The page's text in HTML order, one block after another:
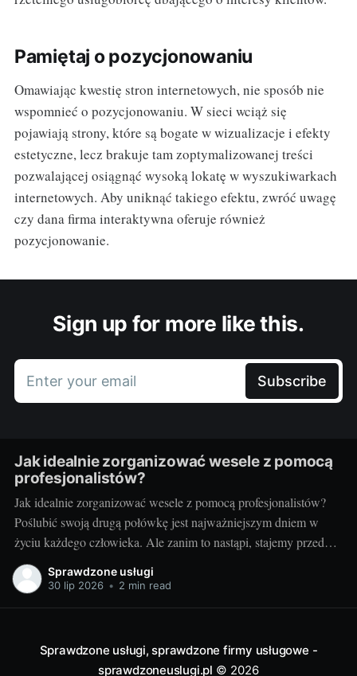
Pamiętaj o pozycjonowaniu
Omawiając kwestię stron internetowych, nie sposób nie
wspomnieć o pozycjonowaniu. W sieci wciąż się
pojawiają strony, które są bogate w wizualizacje i efekty
estetyczne, lecz brakuje tam zoptymalizowanej treści
pozwalającej osiągnąć wysoką lokatę w wyszukiwarkach
internetowych. Aby uniknąć takiego efektu, zwróć uwagę
czy dana firma interaktywna oferuje również
pozycjonowanie.
Sign up for more like this.
Enter your email Subscribe
Jak idealnie zorganizować wesele z pomocą
profesjonalistów?
Jak idealnie zorganizować wesele z pomocą profesjonalistów?
Poślubić swoją drugą połówkę jest najważniejszym dniem w
życiu każdego człowieka. Ale zanim to nastąpi, stajemy przed
wielkim wyzwaniem – jak zorganizować ten najważniejszy
dzień? Czy warto skorzystać z usług profesjonalistów? Czy to
Sprawdzone usługi
30 lip 2026 • 2 min read
Sprawdzone usługi, sprawdzone firmy usługowe -
sprawdzoneuslugi.pl © 2026